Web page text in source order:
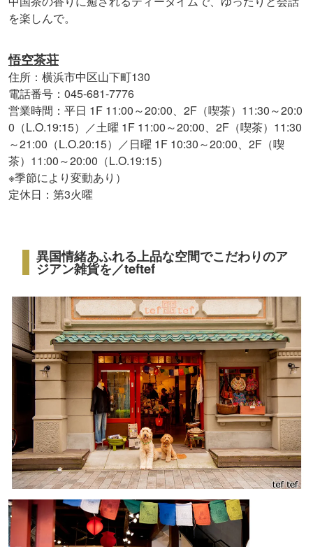
を楽しんで。
悟空茶荘
住所：横浜市中区山下町130
電話番号：045-681-7776
営業時間：平日 1F 11:00～20:00、2F（喫茶）11:30～20:0
0（L.O.19:15）／土曜 1F 11:00～20:00、2F（喫茶）11:30
～21:00（L.O.20:15）／日曜 1F 10:30～20:00、2F（喫
茶）11:00～20:00（L.O.19:15）
※季節により変動あり）
定休日：第3火曜
異国情緒あふれる上品な空間でこだわりのア
ジアン雑貨を／teftef